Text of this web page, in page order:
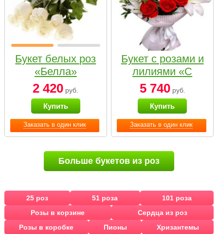
Заказать в один клик
Букет белых роз
«Белла»
2 420 руб.
Купить
Заказать в один клик
Букет с розами и
лилиями «С
наилучшими
пожеланиями»
5 740руб.
Купить
Больше букетов из роз
25 роз 51 роза
101 роза
Розы в корзине
Сердца из роз
Розы в коробке
Пионы
Хризантемы